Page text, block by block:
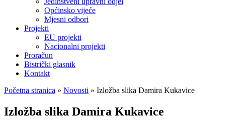
Općinsko vijeće
Mjesni odbori
Projekti
EU projekti
Nacionalni projekti
Proračun
Bistrički glasnik
Kontakt
Početna stranica » Novosti » Izložba slika Damira Kukavice
Izložba slika Damira Kukavice